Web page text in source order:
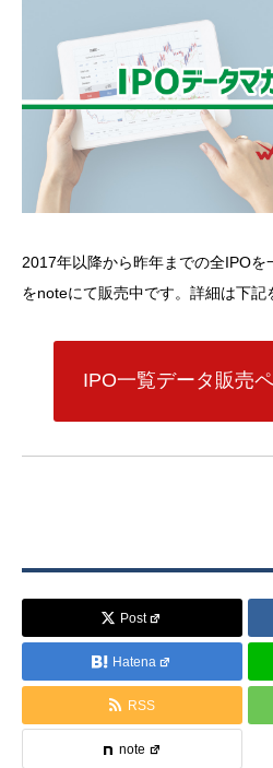
2017年以降から昨年までの全IPOを
をnoteにて販売中です。詳細は下記
IPO一覧データ販売
Post
Hatena
RSS
note